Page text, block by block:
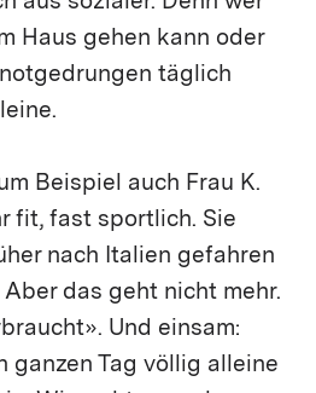
Haus gehen kann oder
täglich
Beispiel auch Frau K.
fit, fast sportlich. Sie
nach Italien gefahren
Aber das geht nicht mehr.
Und einsam:
ganzen Tag völlig alleine